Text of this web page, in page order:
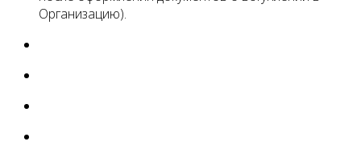
Организацию).